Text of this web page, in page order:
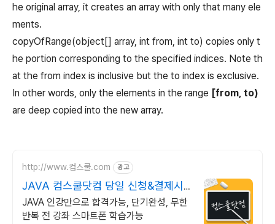
he original array, it creates an array with only that many ele
ments.
copyOfRange(object[] array, int from, int to) copies only t
he portion corresponding to the specified indices. Note th
at the from index is inclusive but the to index is exclusive.
In other words, only the elements in the range [from, to)
are deep copied into the new array.
http://www.컴스쿨.com 광고
JAVA 컴스쿨닷컴 당일 신청&결제시
기프티콘!
JAVA 인강만으로 합격가능, 단기완성, 무한
반복 전 강좌 스마트폰 학습가능